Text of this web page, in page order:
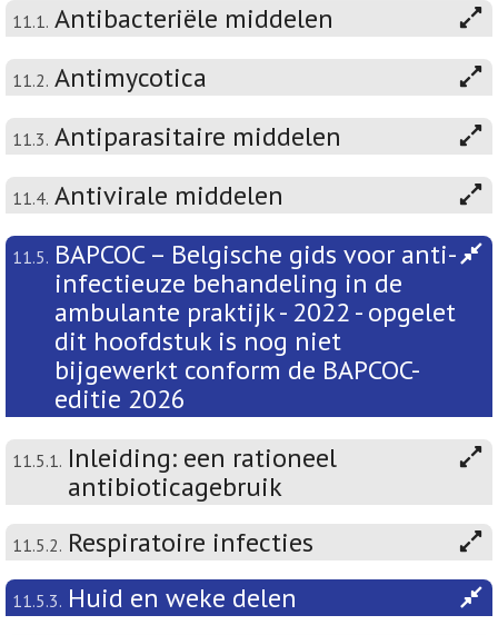
11.1. Antibacteriële middelen
11.2. Antimycotica
11.3. Antiparasitaire middelen
11.4. Antivirale middelen
11.5. BAPCOC – Belgische gids voor anti-
infectieuze behandeling in de
ambulante praktijk - 2022 - opgelet
dit hoofdstuk is nog niet
bijgewerkt conform de BAPCOC-
editie 2026
11.5.1. Inleiding: een rationeel
antibioticagebruik
11.5.2. Respiratoire infecties
11.5.3. Huid en weke delen